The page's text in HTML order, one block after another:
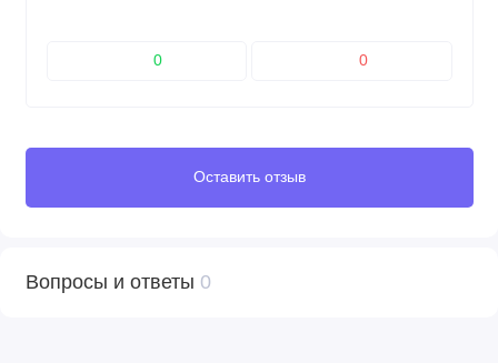
0 0
Оставить отзыв
Вопросы и ответы 0